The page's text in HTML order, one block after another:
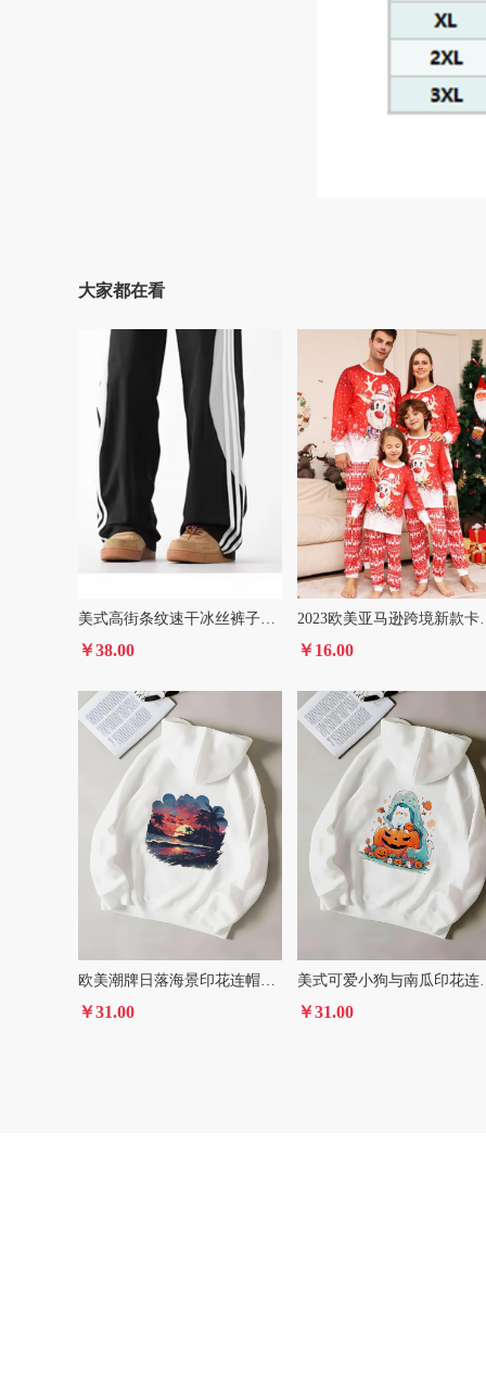
大家都在看
美式高街条纹速干冰丝裤子男2024夏季薄款伞兵工装裤高个子运动裤
￥38.00
2023欧美亚马
￥16.00
欧美潮牌日落海景印花连帽衫长袖抽绳连帽卫衣女装
￥31.00
美式可爱小
￥31.00